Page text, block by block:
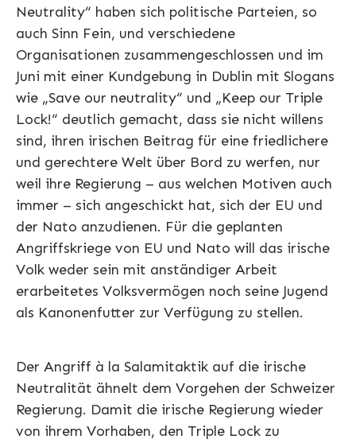
Neutrality“ haben sich politische Parteien, so
auch Sinn Fein, und verschiedene
Organisationen zusammengeschlossen und im
Juni mit einer Kundgebung in Dublin mit Slogans
wie „Save our neutrality“ und „Keep our Triple
Lock!“ deutlich gemacht, dass sie nicht willens
sind, ihren irischen Beitrag für eine friedlichere
und gerechtere Welt über Bord zu werfen, nur
weil ihre Regierung – aus welchen Motiven auch
immer – sich angeschickt hat, sich der EU und
der Nato anzudienen. Für die geplanten
Angriffskriege von EU und Nato will das irische
Volk weder sein mit anständiger Arbeit
erarbeitetes Volksvermögen noch seine Jugend
als Kanonenfutter zur Verfügung zu stellen.
Der Angriff à la Salamitaktik auf die irische
Neutralität ähnelt dem Vorgehen der Schweizer
Regierung. Damit die irische Regierung wieder
von ihrem Vorhaben, den Triple Lock zu